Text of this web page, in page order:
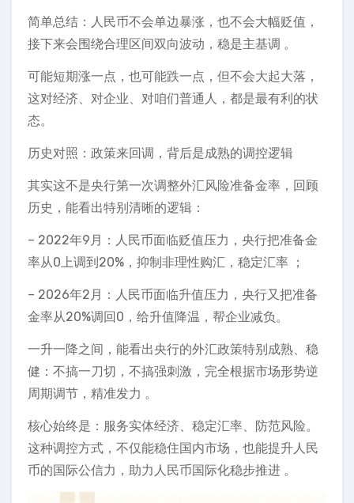
简单总结：人民币不会单边暴涨，也不会大幅贬值，
接下来会围绕合理区间双向波动，稳是主基调 。
可能短期涨一点，也可能跌一点，但不会大起大落，
这对经济、对企业、对咱们普通人，都是最有利的状
态。
历史对照：政策来回调，背后是成熟的调控逻辑
其实这不是央行第一次调整外汇风险准备金率，回顾
历史，能看出特别清晰的逻辑：
– 2022年9月：人民币面临贬值压力，央行把准备金
率从0上调到20%，抑制非理性购汇，稳定汇率 ；
– 2026年2月：人民币面临升值压力，央行又把准备
金率从20%调回0，给升值降温，帮企业减负。
一升一降之间，能看出央行的外汇政策特别成熟、稳
健：不搞一刀切，不搞强刺激，完全根据市场形势逆
周期调节，精准发力 。
核心始终是：服务实体经济、稳定汇率、防范风险。
这种调控方式，不仅能稳住国内市场，也能提升人民
币的国际公信力，助力人民币国际化稳步推进 。